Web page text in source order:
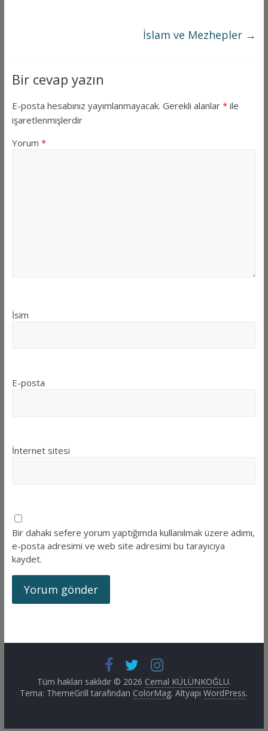
İslam ve Mezhepler →
Bir cevap yazın
E-posta hesabınız yayımlanmayacak. Gerekli alanlar *ile
işaretlenmişlerdir
Yorum *
İsim
E-posta
İnternet sitesi
Bir dahaki sefere yorum yaptığımda kullanılmak üzere adımı,
e-posta adresimi ve web site adresimi bu tarayıcıya
kaydet.
Tüm hakları saklıdır © 2026 Cemal KÜLÜNKOĞLU.
Tema: ThemeGrill tarafından ColorMag. AltyapıWordPress.